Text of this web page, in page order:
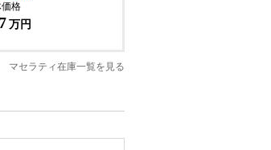
細はお問い合わせくだ
格
万円
マセラティ在庫一覧を見る